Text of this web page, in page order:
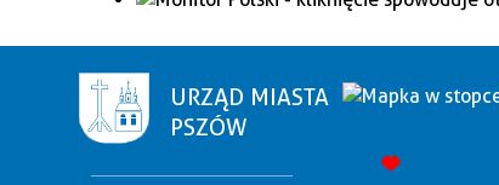
URZĄD MIASTA
PSZÓW